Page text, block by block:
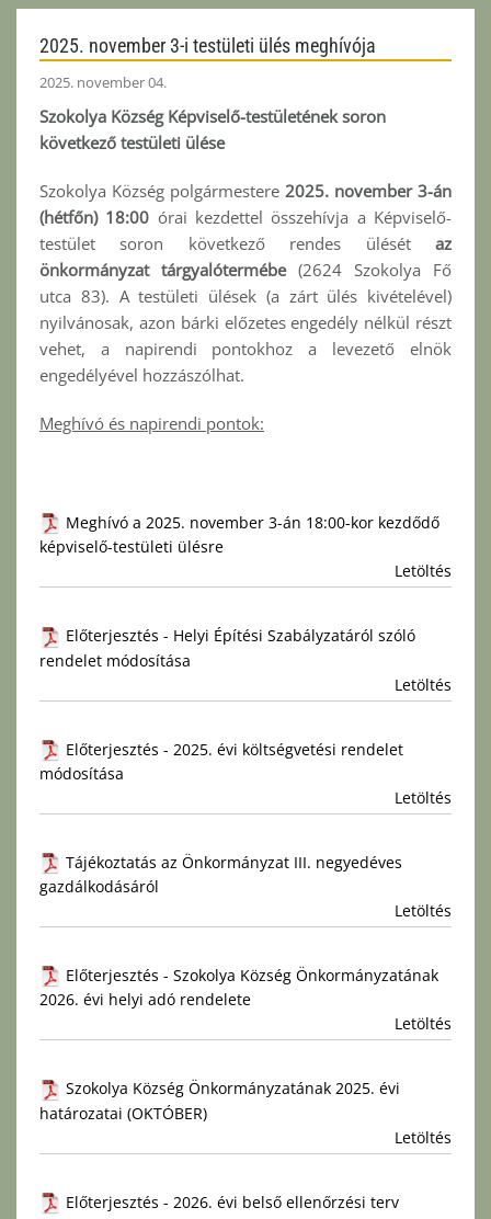
2025. november 3-i testületi ülés meghívója
2025. november 04.
Szokolya Község Képviselő-testületének soron
következő testületi ülése
Szokolya Község polgármestere 2025. november 3-án
(hétfőn) 18:00 órai kezdettel összehívja a Képviselő-
testület soron következő rendes ülését az
önkormányzat tárgyalótermébe (2624 Szokolya Fő
utca 83). A testületi ülések (a zárt ülés kivételével)
nyilvánosak, azon bárki előzetes engedély nélkül részt
vehet, a napirendi pontokhoz a levezető elnök
engedélyével hozzászólhat.
Meghívó és napirendi pontok:
Meghívó a 2025. november 3-án 18:00-kor kezdődő
képviselő-testületi ülésre
Letöltés
Előterjesztés - Helyi Építési Szabályzatáról szóló
rendelet módosítása
Letöltés
Előterjesztés - 2025. évi költségvetési rendelet
módosítása
Letöltés
Tájékoztatás az Önkormányzat III. negyedéves
gazdálkodásáról
Letöltés
Előterjesztés - Szokolya Község Önkormányzatának
2026. évi helyi adó rendelete
Letöltés
Szokolya Község Önkormányzatának 2025. évi
határozatai (OKTÓBER)
Letöltés
Előterjesztés - 2026. évi belső ellenőrzési terv